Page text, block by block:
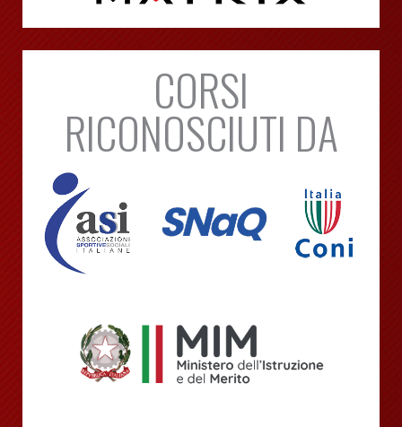
CORSI
RICONOSCIUTI DA